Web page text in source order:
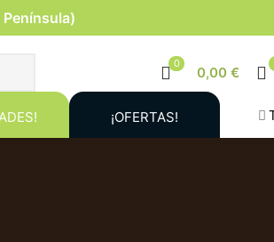
0
0,00 €
¡OFERTAS!